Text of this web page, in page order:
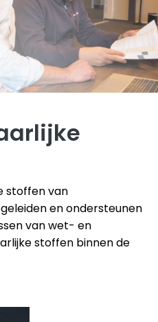
stoffen van
en ondersteunen
van wet- en
stoffen binnen de